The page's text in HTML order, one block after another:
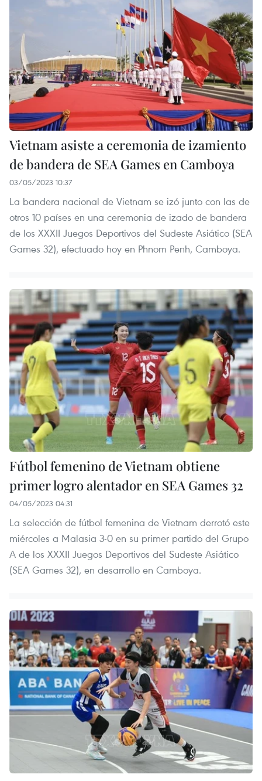
Vietnam asiste a ceremonia de izamiento
de bandera de SEA Games en Camboya
03/05/2023 10:37
La bandera nacional de Vietnam se izó junto con las de
otros 10 países en una ceremonia de izado de bandera
de los XXXII Juegos Deportivos del Sudeste Asiático (SEA
Games 32), efectuado hoy en Phnom Penh, Camboya.
Fútbol femenino de Vietnam obtiene
primer logro alentador en SEA Games 32
04/05/2023 04:31
La selección de fútbol femenina de Vietnam derrotó este
miércoles a Malasia 3-0 en su primer partido del Grupo
A de los XXXII Juegos Deportivos del Sudeste Asiático
(SEA Games 32), en desarrollo en Camboya.